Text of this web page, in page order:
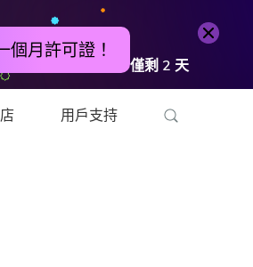
個月許可證！
僅剩 2 天
用戶支持
免費試用 立即購買